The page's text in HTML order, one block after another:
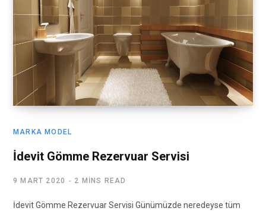
MARKA MODEL
İdevit Gömme Rezervuar Servisi
9 MART 2020 2 MINS READ
İdevit Gömme Rezervuar Servisi Günümüzde neredeyse tüm